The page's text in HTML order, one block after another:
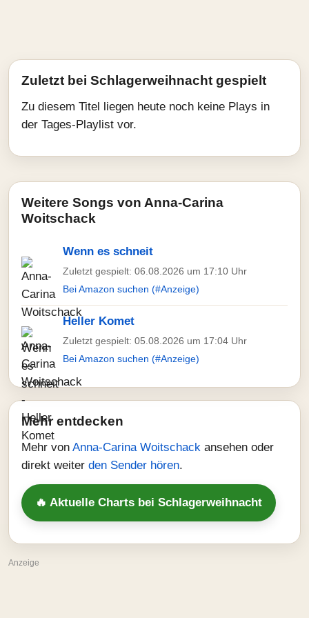
Zuletzt bei Schlagerweihnacht gespielt
Zu diesem Titel liegen heute noch keine Plays in
der Tages-Playlist vor.
Weitere Songs von Anna-Carina
Woitschack
Wenn es schneit
Zuletzt gespielt: 06.08.2026 um 17:10 Uhr
Bei Amazon suchen (#Anzeige)
Heller Komet
Zuletzt gespielt: 05.08.2026 um 17:04 Uhr
Bei Amazon suchen (#Anzeige)
Mehr entdecken
Mehr von Anna-Carina Woitschack ansehen oder
direkt weiter den Sender hören.
🔥 Aktuelle Charts bei Schlagerweihnacht
Anzeige